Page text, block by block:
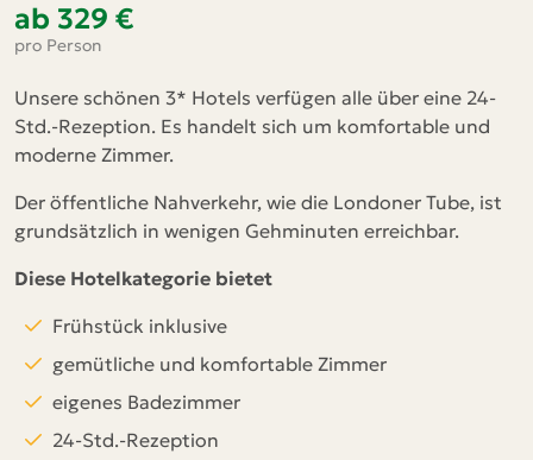
ab 329 €
pro Person
Unsere schönen 3* Hotels verfügen alle über eine 24-
Std.-Rezeption. Es handelt sich um komfortable und
moderne Zimmer.
Der öffentliche Nahverkehr, wie die Londoner Tube, ist
grundsätzlich in wenigen Gehminuten erreichbar.
Diese Hotelkategorie bietet
Frühstück inklusive
gemütliche und komfortable Zimmer
eigenes Badezimmer
24-Std.-Rezeption